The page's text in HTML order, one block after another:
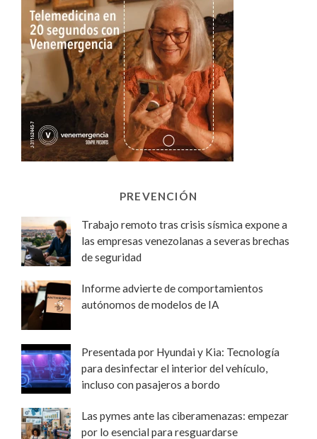
PREVENCIÓN
Trabajo remoto tras crisis sísmica expone a
las empresas venezolanas a severas brechas
de seguridad
Informe advierte de comportamientos
autónomos de modelos de IA
Presentada por Hyundai y Kia: Tecnología
para desinfectar el interior del vehículo,
incluso con pasajeros a bordo
Las pymes ante las ciberamenazas: empezar
por lo esencial para resguardarse